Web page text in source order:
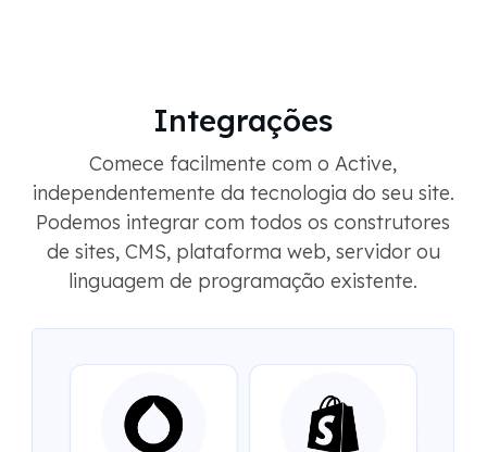
Integrações
Comece facilmente com o Active,
independentemente da tecnologia do seu site.
Podemos integrar com todos os construtores
de sites, CMS, plataforma web, servidor ou
linguagem de programação existente.